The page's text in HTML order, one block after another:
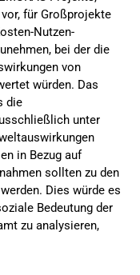
für Großprojekte
Nutzen-
bei der die
von
würden. Das
die
unter
in Bezug auf
sollten zu den
Dies würde es
Bedeutung der
zu analysieren,